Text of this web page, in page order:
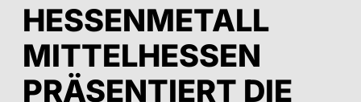
HESSENMETALL
MITTELHESSEN
PRÄSENTIERT DIE